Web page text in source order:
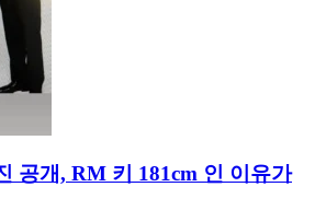
공개, RM 키 181cm 인 이유가